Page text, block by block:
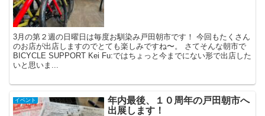
3月の第２週の日曜日は毎度お馴染み戸田朝市です！ 今回もたくさん
のお店が出店しますのでとても楽しみですね〜。 さてそんな朝市で
BICYCLE SUPPORT Kei Fu:ではちょっと今までにない形で出店した
いと思いま...
イベント
年内最後、１０周年の戸田朝市へ
出展します！